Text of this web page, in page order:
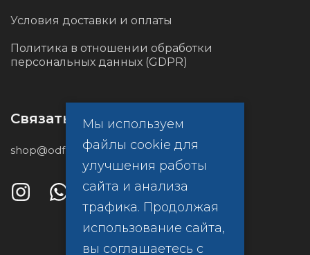
Условия доставки и оплаты
Политика в отношении обработки
персональных данных (GDPR)
Связаться с нами
shop@odf.global
Мы используем
файлы cookie для
улучшения работы
сайта и анализа
трафика. Продолжая
использование сайта,
вы соглашаетесь с